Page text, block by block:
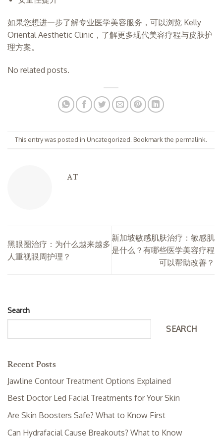
如果您想进一步了解专业医学美容服务，可以浏览 Kelly
Oriental Aesthetic Clinic ，了解更多现代美容疗程与皮肤护
理方案。
No related posts.
This entry was posted in Uncategorized. Bookmark the permalink.
AT
黑眼圈治疗：为什么越来越多
人重视眼周护理？
新加坡敏感肌肤治疗：敏感肌
是什么？有哪些医学美容疗程
可以帮助改善？
Search
SEARCH
Recent Posts
Jawline Contour Treatment Options Explained
Best Doctor Led Facial Treatments for Your Skin
Are Skin Boosters Safe? What to Know First
Can Hydrafacial Cause Breakouts? What to Know